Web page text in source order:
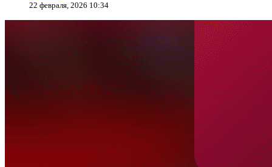
22 февраля, 2026 10:34